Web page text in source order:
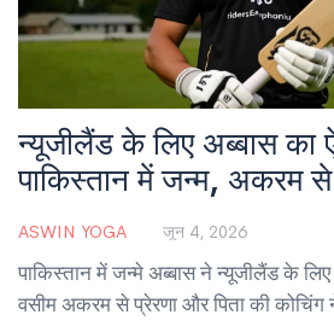
न्यूजीलैंड के लिए अब्बास का
पाकिस्तान में जन्म, अकरम से
ASWIN YOGA जून 4, 2026
पाकिस्तान में जन्मे अब्बास ने न्यूजीलैंड के लिए
वसीम अकरम से प्रेरणा और पिता की कोचिंग